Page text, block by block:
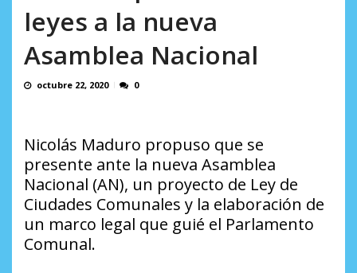
AGOSTO 6, 2026
leyes a la nueva
Asamblea Nacional
octubre 22, 2020 0
Nicolás Maduro propuso que se
presente ante la nueva Asamblea
Nacional (AN), un proyecto de Ley de
Ciudades Comunales y la elaboración de
un marco legal que guié el Parlamento
Comunal.